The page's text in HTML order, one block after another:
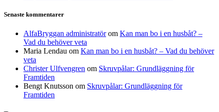
Senaste kommentarer
AlfaBryggan administratörom Kan man bo i en husbåt? –
Vad du behöver veta
Maria Lendau om Kan man bo i en husbåt? – Vad du behöver
veta
Christer Ulfvengren om Skruvpålar: Grundläggning för
Framtiden
Bengt Knutsson om Skruvpålar: Grundläggning för
Framtiden